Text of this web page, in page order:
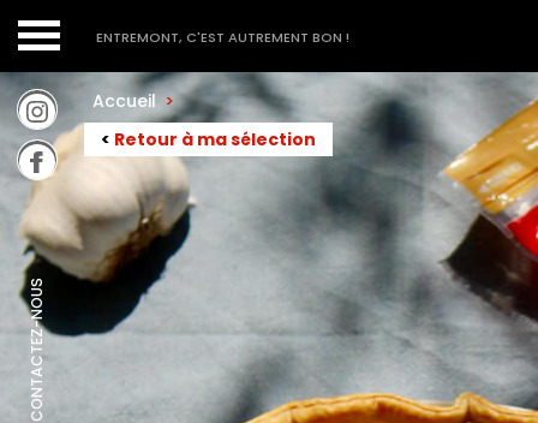
CONTACTEZ-NOUS
ENTREMONT, C'EST AUTREMENT BON !
Accueil >
< Retour à ma sélection